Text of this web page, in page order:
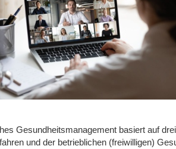
Gesundheitsmanagement basiert auf
und der betrieblichen (freiwilligen)